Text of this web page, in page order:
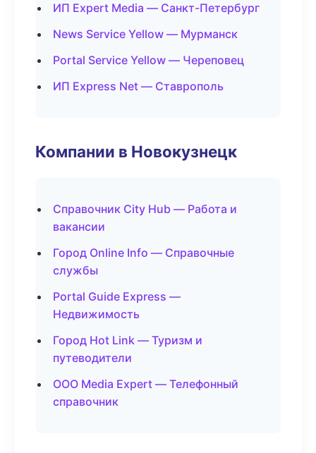
ИП Expert Media — Санкт-Петербург
News Service Yellow — Мурманск
Portal Service Yellow — Череповец
ИП Express Net — Ставрополь
Компании в Новокузнецк
Справочник City Hub — Работа и
вакансии
Город Online Info — Справочные
службы
Portal Guide Express —
Недвижимость
Город Hot Link — Туризм и
путеводители
ООО Media Expert — Телефонный
справочник